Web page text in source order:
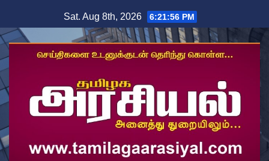
to
content
Sat. Aug 8th, 2026 6:21:57 PM